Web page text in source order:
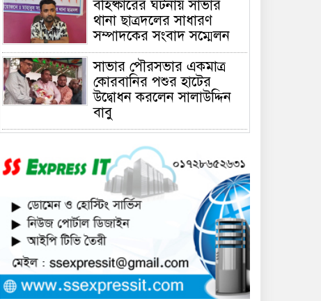
বহিষ্কারের ঘটনায় সাভার
থানা ছাত্রদলের সাধারণ
সম্পাদকের সংবাদ সম্মেলন
সাভার পৌরসভার একমাত্র
কোরবানির পশুর হাটের
উদ্বোধন করলেন সালাউদ্দিন
বাবু
সাভারে চাঁদার দাবীতে ব্যাবসা
প্রতিষ্ঠানে হামলা চালিয়ে তালা
ঝুলিয়ে দিয়েছে সন্ত্রাসীরা
সাভারে নারী উদ্যোক্তার
খামার ভাংচুর, ৫ লাখ টাকার
ক্ষয়ক্ষতি
উভয়পক্ষের সমঝোতায় ধর্মঘট
প্রত্যাহার করায় সাভারের
মুরগীর বাজার স্বাভাবিক